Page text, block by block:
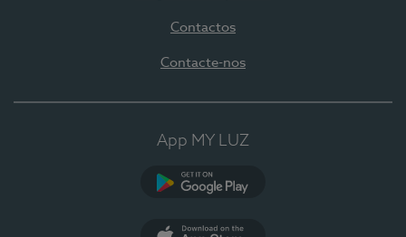
Contactos
Contacte-nos
App MY LUZ